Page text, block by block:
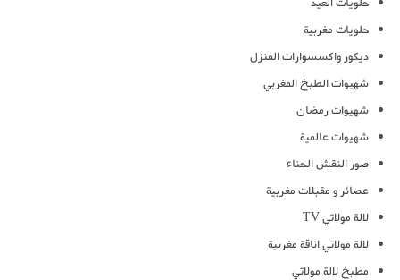
حلويات مغربية
ديكور واكسسوارات المنزل
شهيوات الطبخ المغربي
شهيوات رمضان
شهيوات عالمية
صور النقش الحناء
عصائر و مقبلات مغربية
لالة مولاتي TV
لالة مولاتي اناقة مغربية
مطبخ لالة مولاتي